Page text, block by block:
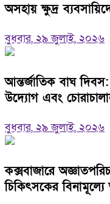
অসহায় ক্ষুদ্র
বুধবার, ২৯ জুলাই, ২০২৬
আন্তর্জাতিক বাঘ
উদ্যোগ এবং
বুধবার, ২৯ জুলাই, ২০২৬
কক্সবাজারে
চিকিৎসকের